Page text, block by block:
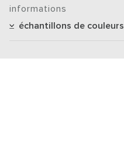
informations
échantillons de couleurs